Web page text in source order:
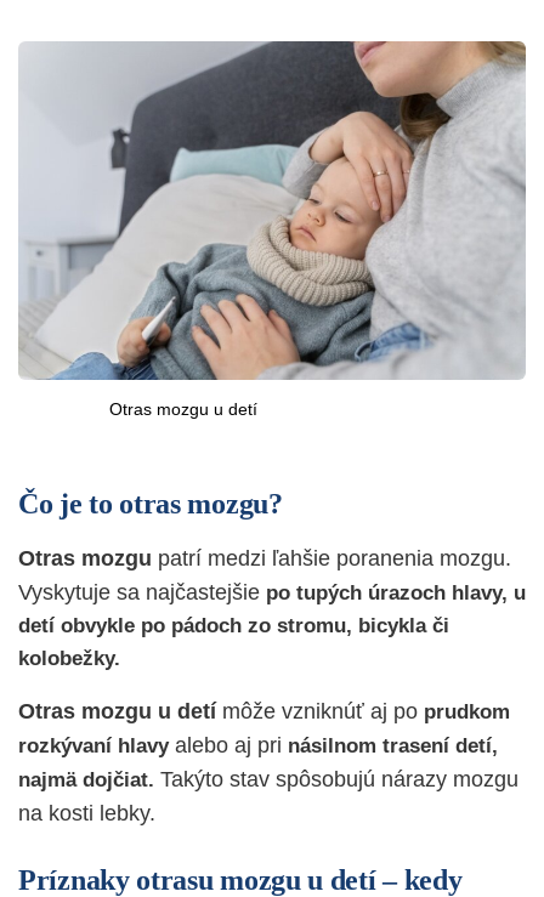
Otras mozgu u detí
Čo je to otras mozgu?
Otras mozgu patrí medzi ľahšie poranenia mozgu.
Vyskytuje sa najčastejšie po tupých úrazoch hlavy, u
detí obvykle po pádoch zo stromu, bicykla či
kolobežky.
Otras mozgu u detímôže vzniknúť aj po prudkom
rozkývaní hlavyalebo aj pri násilnom trasení detí,
najmä dojčiat. Takýto stav spôsobujú nárazy mozgu
na kosti lebky.
Príznaky otrasu mozgu u detí – kedy